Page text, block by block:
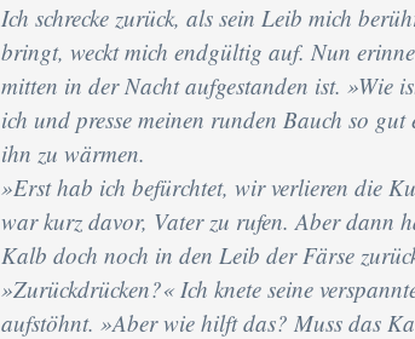
Ich schrecke zurück, als sein Leib mich
bringt, weckt mich endgültig auf. Nun
mitten in der Nacht aufgestanden ist. »Wie
ich und presse meinen runden Bauch so
ihn zu wärmen.
»Erst hab ich befürchtet, wir verlieren die
war kurz davor, Vater zu rufen. Aber dann
Kalb doch noch in den Leib der Färse
»Zurückdrücken?« Ich knete seine
aufstöhnt. »Aber wie hilft das? Muss das